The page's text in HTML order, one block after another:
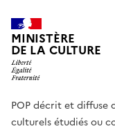
MINISTÈRE
DE LA CULTURE
POP décrit et diffuse
culturels étudiés ou